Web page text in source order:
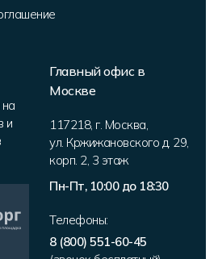
и
Главный офис в
Москве
117218, г. Москва,
ул. Кржижановского д. 29,
корп. 2, 3 этаж
Пн-Пт, 10:00 до 18:30
Телефоны:
8 (800) 551-60-45